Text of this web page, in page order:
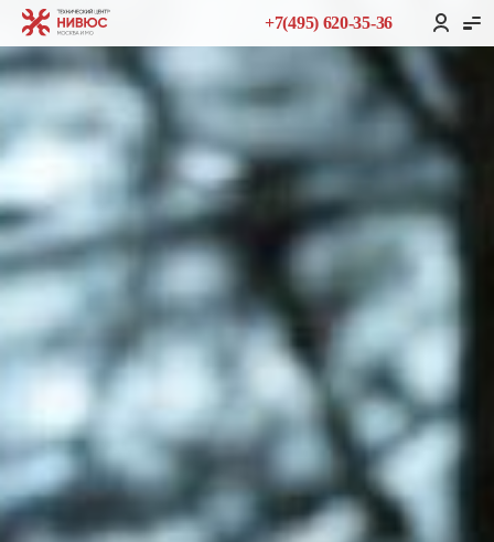
+7(495) 620-35-36